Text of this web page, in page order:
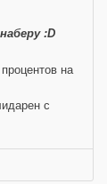
:D
на
с